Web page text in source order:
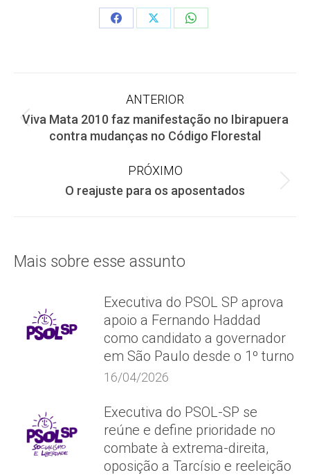
Share
Share
Share
Navegação
de
ANTERIOR
Post
anterior:
Viva Mata 2010 faz manifestação no Ibirapuera
contra mudanças no Código Florestal
PRÓXIMO
Próximo
O reajuste para os aposentados
Mais sobre esse assunto
Executiva do PSOL SP aprova
apoio a Fernando Haddad
como candidato a governador
em São Paulo desde o 1º turno
16/04/2026
Executiva do PSOL-SP se
reúne e define prioridade no
combate à extrema-direita,
oposição a Tarcísio e reeleição